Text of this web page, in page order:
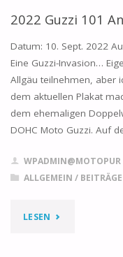
2022 Guzzi 101
Datum: 10. Sept. 2022
Eine Guzzi-Invasion…
Allgäu teilnehmen, aber
dem aktuellen Plakat
dem ehemaligen
DOHC Moto Guzzi. Auf
WPADMIN@MOTOPUR
ALLGEMEIN / BEITRÄGE
LESEN "2022